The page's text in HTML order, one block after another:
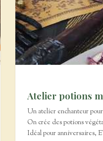
Atelier potions
Un atelier enchanteur
On crée des potions
Idéal pour anniversaires,